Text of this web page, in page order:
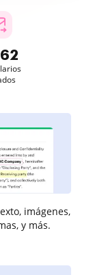
imágenes,
y más.